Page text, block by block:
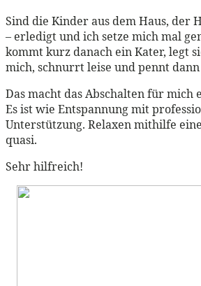
Sind die Kinder aus dem Haus, der
– erledigt und ich setze mich mal
kommt kurz danach ein Kater, legt
mich, schnurrt leise und pennt dann
Das macht das Abschalten für mich
Es ist wie Entspannung mit
Unterstützung. Relaxen mithilfe
quasi.
Sehr hilfreich!